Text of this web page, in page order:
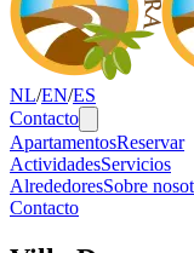
NL/EN/ES
Contacto
ApartamentosReservar
ActividadesServicios
AlrededoresSobre
Contacto